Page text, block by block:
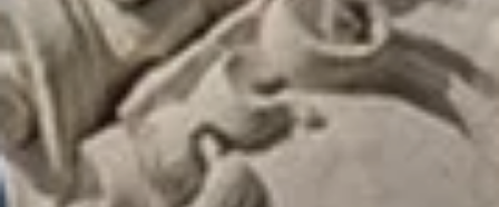
CHAMBRES
SERVICES
PRIVILÈGES & OFFRES
DESTINATION
GALERIE PHOTOS
ACCÈS